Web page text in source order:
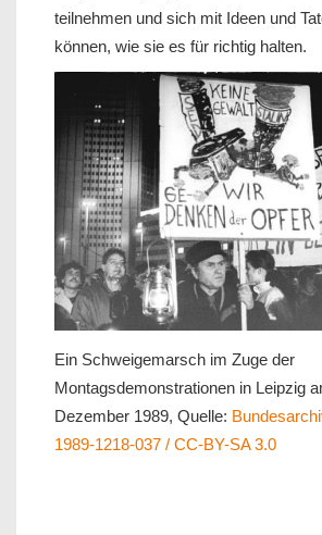
teilnehmen und sich mit Ideen und
können, wie sie es für richtig halten.
Ein Schweigemarsch im Zuge der
Montagsdemonstrationen in Leipzig
Dezember 1989, Quelle:
1989-1218-037 / CC-BY-SA 3.0